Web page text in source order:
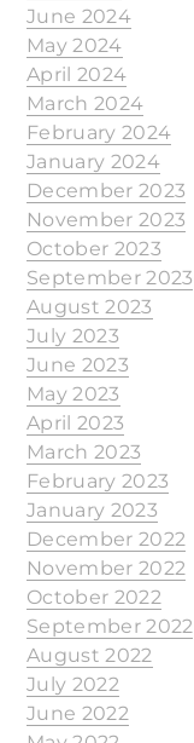
June 2024
May 2024
April 2024
March 2024
February 2024
January 2024
December 2023
November 2023
October 2023
September 2023
August 2023
July 2023
June 2023
May 2023
April 2023
March 2023
February 2023
January 2023
December 2022
November 2022
October 2022
September 2022
August 2022
July 2022
June 2022